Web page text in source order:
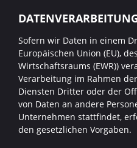
Sofern wir Daten in einem
Europäischen Union (EU),
Wirtschaftsraums (EWR))
Verarbeitung im Rahmen
Diensten Dritter oder der
von Daten an andere
Unternehmen stattfindet,
den gesetzlichen Vorgaben.